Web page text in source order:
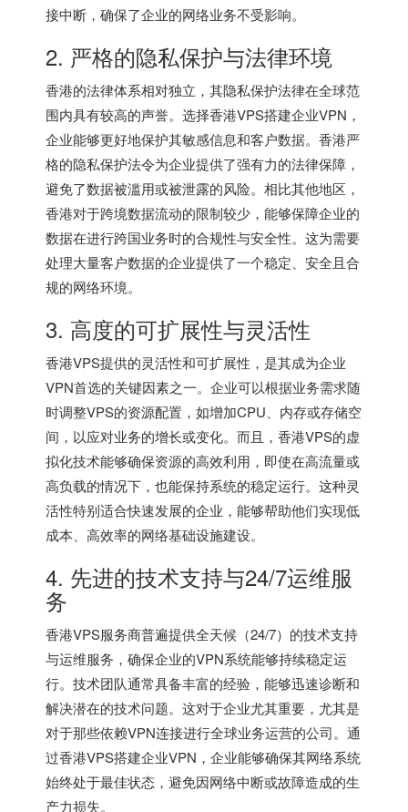
接中断，确保了企业的网络业务不受影响。
2. 严格的隐私保护与法律环境
香港的法律体系相对独立，其隐私保护法律在全球范
围内具有较高的声誉。选择香港VPS搭建企业VPN，
企业能够更好地保护其敏感信息和客户数据。香港严
格的隐私保护法令为企业提供了强有力的法律保障，
避免了数据被滥用或被泄露的风险。相比其他地区，
香港对于跨境数据流动的限制较少，能够保障企业的
数据在进行跨国业务时的合规性与安全性。这为需要
处理大量客户数据的企业提供了一个稳定、安全且合
规的网络环境。
3. 高度的可扩展性与灵活性
香港VPS提供的灵活性和可扩展性，是其成为企业
VPN首选的关键因素之一。企业可以根据业务需求随
时调整VPS的资源配置，如增加CPU、内存或存储空
间，以应对业务的增长或变化。而且， 香港VPS的虚
拟化技术能够确保资源的高效利用，即使在高流量或
高负载的情况下，也能保持系统的稳定运行。这种灵
活性特别适合快速发展的企业，能够帮助他们实现低
成本、高效率的网络基础设施建设。
4. 先进的技术支持与24/7运维服
务
香港VPS服务商普遍提供全天候（24/7）的技术支持
与运维服务，确保企业的VPN系统能够持续稳定运
行。技术团队通常具备丰富的经验，能够迅速诊断和
解决潜在的技术问题。这对于企业尤其重要，尤其是
对于那些依赖VPN连接进行全球业务运营的公司。通
过香港VPS搭建企业VPN，企业能够确保其网络系统
始终处于最佳状态，避免因网络中断或故障造成的生
产力损失。